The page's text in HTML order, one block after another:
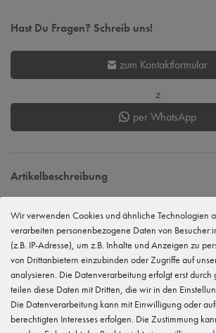
Hast Du Fragen? Schreib uns!
zum Kontaktformular
z
per WhatsApp
Artikelbeschreibung
EU Verantwortlicher
tanzmuster GmbH
Gewerbeparkring 2, 15299 Müllrose, Deutschland
service@tanzmuster.de
033606-779250
Hersteller
tanzmuster
Gewerbeparkring 2, 15299 Müllrose, Deutschland
Wir verwenden Cookies und ähnliche Technologien
verarbeiten personenbezogene Daten von
(z.B. IP-Adresse), um z.B. Inhalte und Anzeigen zu
von Drittanbietern einzubinden oder Zugriffe auf
analysieren. Die Datenverarbeitung erfolgt erst durch
teilen diese Daten mit Dritten, die wir in den
Die Datenverarbeitung kann mit Einwilligung oder
berechtigten Interesses erfolgen. Die Zustimmung